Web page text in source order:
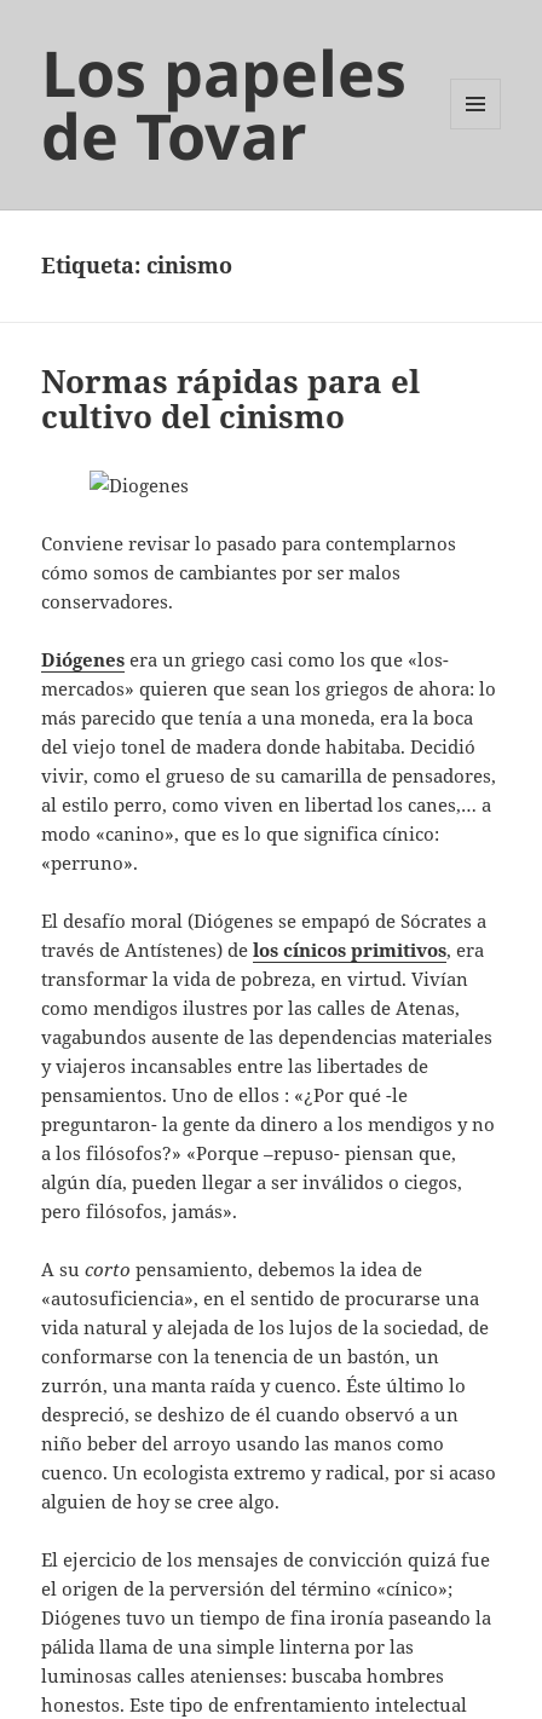
Los papeles
de Tovar
Etiqueta:cinismo
Normas rápidas para el
cultivo del cinismo
Conviene revisar lo pasado para contemplarnos
cómo somos de cambiantes por ser malos
conservadores.
Diógenes era un griego casi como los que «los-
mercados» quieren que sean los griegos de ahora: lo
más parecido que tenía a una moneda, era la boca
del viejo tonel de madera donde habitaba. Decidió
vivir, como el grueso de su camarilla de pensadores,
al estilo perro, como viven en libertad los canes,… a
modo «canino», que es lo que significa cínico:
«perruno».
El desafío moral (Diógenes se empapó de Sócrates a
través de Antístenes) delos cínicos primitivos, era
transformar la vida de pobreza, en virtud. Vivían
como mendigos ilustres por las calles de Atenas,
vagabundos ausente de las dependencias materiales
y viajeros incansables entre las libertades de
pensamientos. Uno de ellos : «¿Por qué -le
preguntaron- la gente da dinero a los mendigos y no
a los filósofos?» «Porque –repuso- piensan que,
algún día, pueden llegar a ser inválidos o ciegos,
pero filósofos, jamás».
A sucorto pensamiento, debemos la idea de
«autosuficiencia», en el sentido de procurarse una
vida natural y alejada de los lujos de la sociedad, de
conformarse con la tenencia de un bastón, un
zurrón, una manta raída y cuenco. Éste último lo
despreció, se deshizo de él cuando observó a un
niño beber del arroyo usando las manos como
cuenco. Un ecologista extremo y radical, por si acaso
alguien de hoy se cree algo.
El ejercicio de los mensajes de convicción quizá fue
el origen de la perversión del término «cínico»;
Diógenes tuvo un tiempo de fina ironía paseando la
pálida llama de una simple linterna por las
luminosas calles atenienses: buscaba hombres
honestos. Este tipo de enfrentamiento intelectual